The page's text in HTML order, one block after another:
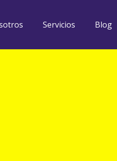
Servicios Blog